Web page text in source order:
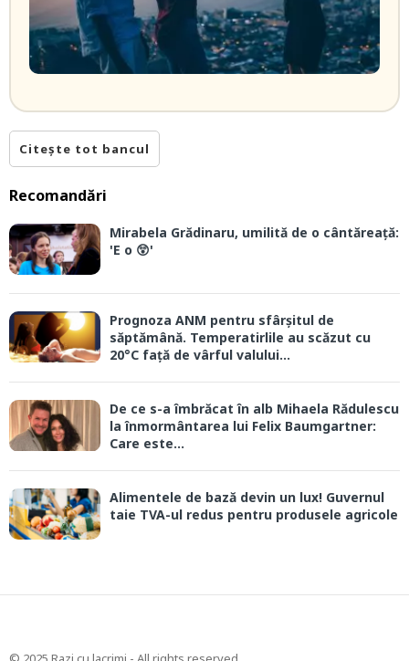
Citește tot bancul
Recomandări
Mirabela Grădinaru, umilită de o cântăreață:
'E o 😲'
Prognoza ANM pentru sfârșitul de
săptămână. Temperatirlile au scăzut cu
20°C față de vârful valului...
De ce s-a îmbrăcat în alb Mihaela Rădulescu
la înmormântarea lui Felix Baumgartner:
Care este...
Alimentele de bază devin un lux! Guvernul
taie TVA-ul redus pentru produsele agricole